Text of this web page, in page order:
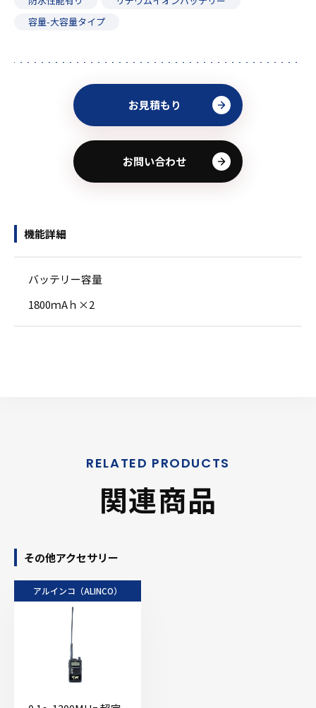
容量-大容量タイプ
お見積もり
お問い合わせ
機能詳細
バッテリー容量
1800ｍAｈ×2
関連商品
その他アクセサリー
アルインコ（ALINCO）